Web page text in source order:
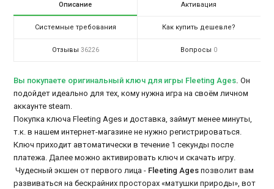
Описание Активация
Системные требования Как купить дешевле?
Отзывы 36226 Вопросы 0
Вы покупаете оригинальный ключ для игры Fleeting Ages. Он
подойдет идеально для тех, кому нужна игра на своём личном
аккаунте steam.
Покупка ключа Fleeting Ages и доставка, займут менее минуты,
т.к. в нашем интернет-магазине не нужно регистрироваться.
Ключ приходит автоматически в течение 1 секунды после
платежа. Далее можно активировать ключ и скачать игру.
Чудесный экшен от первого лица - Fleeting Ages позволит вам
развиваться на бескрайних просторах «матушки природы», вот